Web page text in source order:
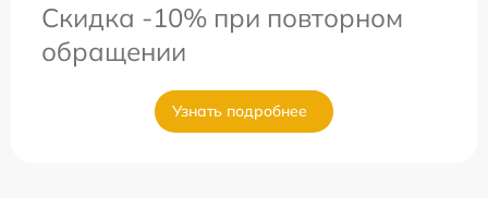
Скидка -10% при повторном
обращении
Узнать подробнее